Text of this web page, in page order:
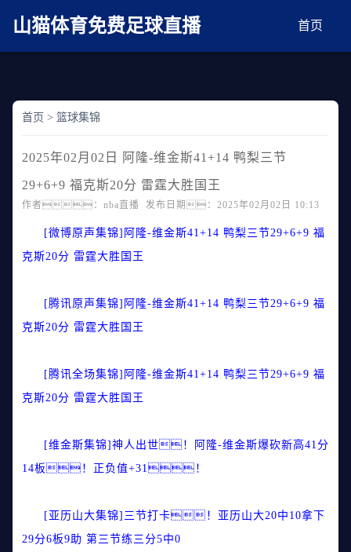
AV在线无码麻豆
山猫体育免费足球直播 首页
首页 > 篮球集锦
2025年02月02日 阿隆-维金斯41+14 鸭梨三节
29+6+9 福克斯20分 雷霆大胜国王
作者：nba直播 发布日期：2025年02月02日 10:13
[微博原声集锦]阿隆-维金斯41+14 鸭梨三节29+6+9 福
克斯20分 雷霆大胜国王
[腾讯原声集锦]阿隆-维金斯41+14 鸭梨三节29+6+9 福
克斯20分 雷霆大胜国王
[腾讯全场集锦]阿隆-维金斯41+14 鸭梨三节29+6+9 福
克斯20分 雷霆大胜国王
[维金斯集锦]神人出世！阿隆-维金斯爆砍新高41分
14板！正负值+31！
[亚历山大集锦]三节打卡！亚历山大20中10拿下
29分6板9助 第三节练三分5中0